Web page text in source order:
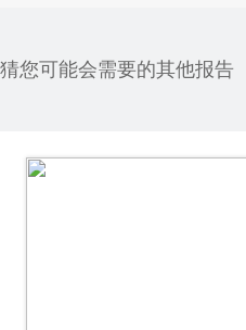
猜您可能会需要的其他报告